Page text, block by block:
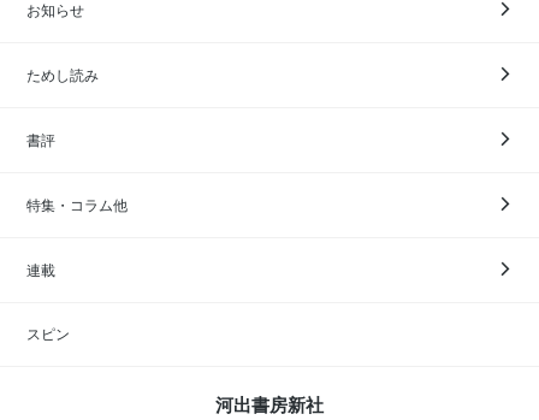
お知らせ
ためし読み
書評
特集・コラム他
連載
スピン
河出書房新社